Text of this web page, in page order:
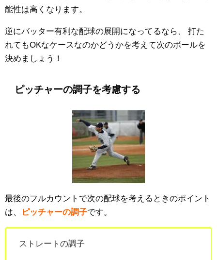
能性は高くなります。
逆にバッター有利な配球の展開になってるなら、
打た
れてもOKなケースなのかどうかを考えて次のボールを
決めましょう！
ピッチャーの調子を考慮する
最後のフルカウントで次の配球を考えるときのポイント
は、
ピッチャーの調子です。
ストレートの調子